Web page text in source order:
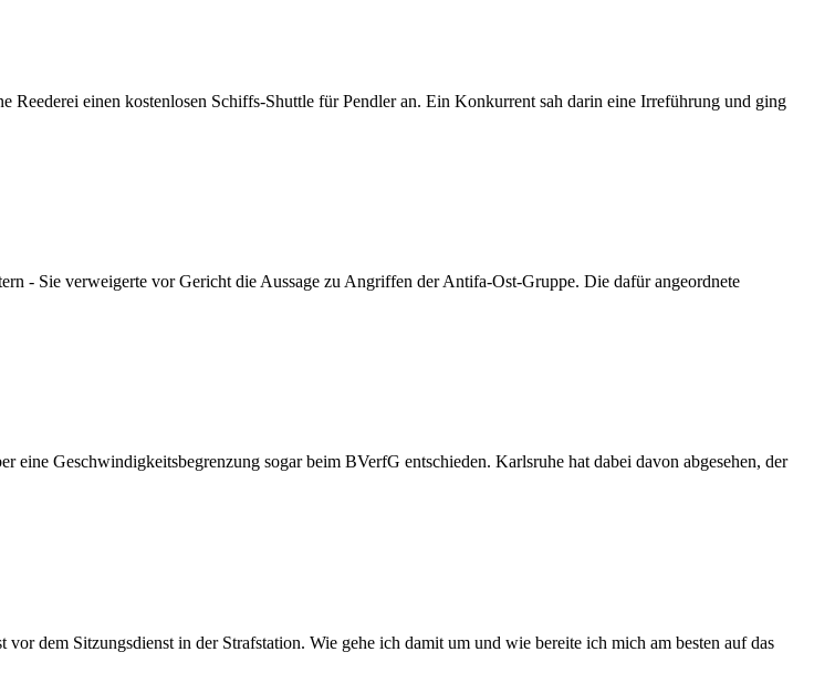
Reederei einen kostenlosen Schiffs-Shuttle für Pendler an. Ein Konkurrent sah darin eine Irreführung und ging
- Sie verweigerte vor Gericht die Aussage zu Angriffen der Antifa-Ost-Gruppe. Die dafür angeordnete
Geschwindigkeitsbegrenzung sogar beim BVerfG entschieden. Karlsruhe hat dabei davon abgesehen, der
dem Sitzungsdienst in der Strafstation. Wie gehe ich damit um und wie bereite ich mich am besten auf das